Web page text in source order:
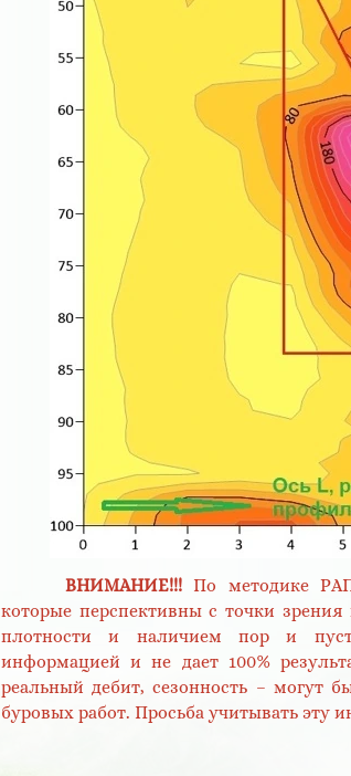
ВНИМАНИЕ!!!По методике РАП
которые перспективны с точки
плотности и наличием пор и
информацией и не дает 100%
реальный дебит, сезонность – могут
буровых работ. Просьба учитывать эту